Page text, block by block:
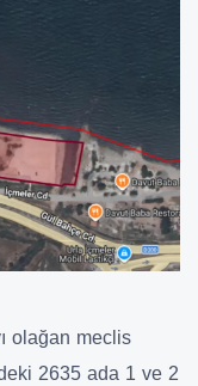
olağan meclis
2635 ada 1 ve 2